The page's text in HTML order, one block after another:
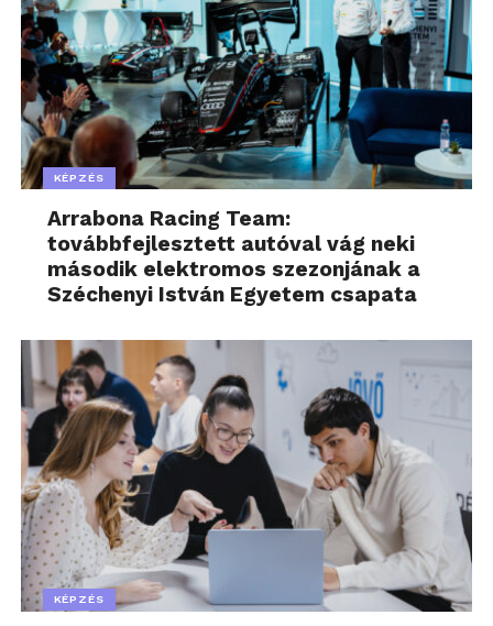
A teljes tanulmányinnen tölthető le angol nyelven.
További friss híreket talál awww.muanyagesgumi.hu
főoldalán! Kövesse a technológiai híreket és
csatlakozzon hozzánk aFacebookonis!
KÉPZÉS
Arrabona Racing Team:
továbbfejlesztett autóval vág neki
második elektromos szezonjának a
Széchenyi István Egyetem csapata
KÉPZÉS